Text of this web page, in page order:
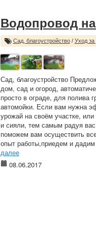
Водопровод
Сад, благоустройство/ Уход за
Сад, благоустройство
дом, сад и огород,
просто в ограде, для полива
автомойки. Если вам нужна
урожай на своём участке,
и сияли, тем самым радуя
поможем вам осуществить
опыт работы,приедем и
далее
08.06.2017